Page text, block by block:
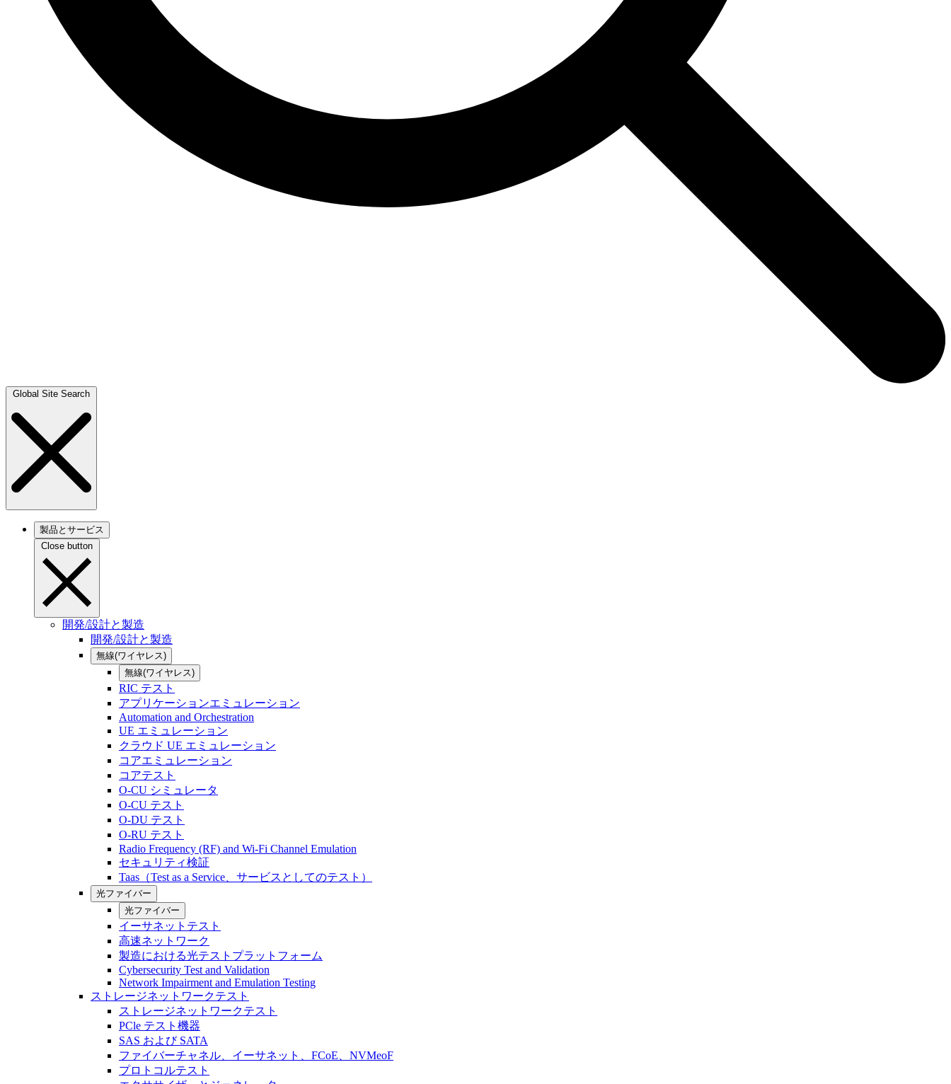
Global Site Search
製品とサービス
Close button
開発/設計と製造
開発/設計と製造
無線(ワイヤレス)
無線(ワイヤレス)
RIC テスト
アプリケーションエミュレーション
Automation and Orchestration
UE エミュレーション
クラウド UE エミュレーション
コアエミュレーション
コアテスト
O-CU シミュレータ
O-CU テスト
O-DU テスト
O-RU テスト
Radio Frequency (RF) and Wi-Fi Channel Emulation
セキュリティ検証
Taas（Test as a Service、サービスとしてのテスト）
光ファイバー
光ファイバー
イーサネットテスト
高速ネットワーク
製造における光テストプラットフォーム
Cybersecurity Test and Validation
Network Impairment and Emulation Testing
ストレージネットワークテスト
ストレージネットワークテスト
PCle テスト機器
SAS および SATA
ファイバーチャネル、イーサネット、FCoE、NVMeoF
プロトコルテスト